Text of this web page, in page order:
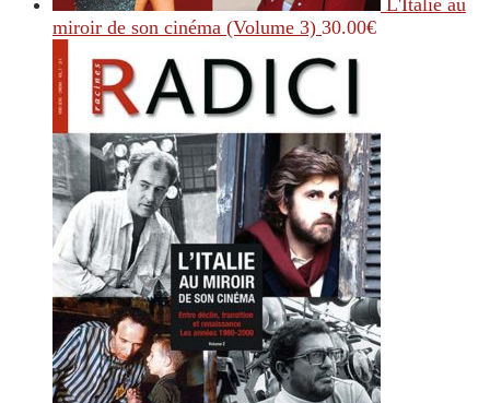
L'Italie au
miroir de son cinéma (Volume 3) 30.00€